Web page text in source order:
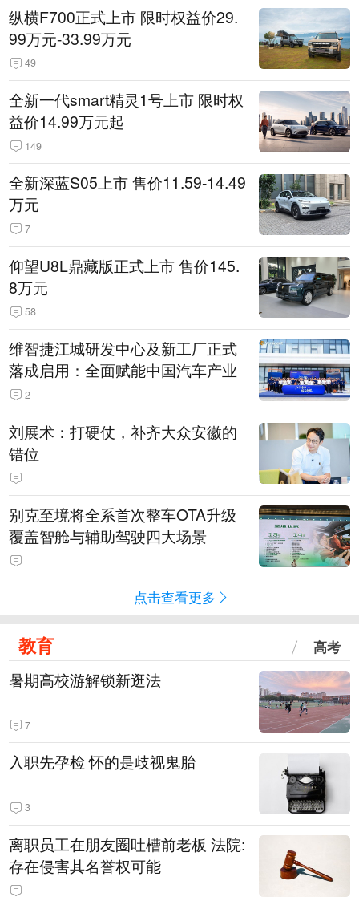
纵横F700正式上市 限时权益价29.
99万元-33.99万元
49
全新一代smart精灵1号上市 限时权
益价14.99万元起
149
全新深蓝S05上市 售价11.59-14.49
万元
7
仰望U8L鼎藏版正式上市 售价145.
8万元
58
维智捷江城研发中心及新工厂正式
落成启用：全面赋能中国汽车产业
2
刘展术：打硬仗，补齐大众安徽的
错位
别克至境将全系首次整车OTA升级
覆盖智舱与辅助驾驶四大场景
点击查看更多
教育 高考
暑期高校游解锁新逛法
7
入职先孕检 怀的是歧视鬼胎
3
离职员工在朋友圈吐槽前老板 法院:
存在侵害其名誉权可能